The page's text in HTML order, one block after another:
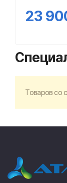
23
Товаров со